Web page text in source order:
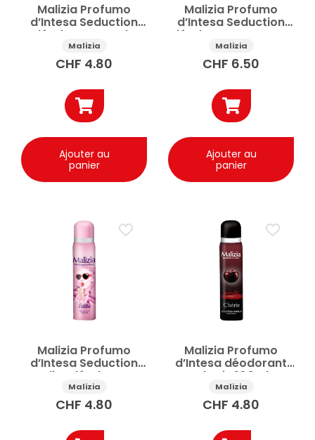
Malizia Profumo
d’Intesa Seduction
déodorant Purple
100ml
Malizia
CHF 4.80
Ajouter au
panier
Malizia Profumo
d’Intesa Seduction
déodorant Certezza
150ml
Malizia
CHF 6.50
Ajouter au
panier
Malizia Profumo
d’Intesa Seduction
Lolita déodorant
100ml
Malizia
CHF 4.80
Malizia Profumo
d’Intesa déodorant
Cherie 100ml
Malizia
CHF 4.80